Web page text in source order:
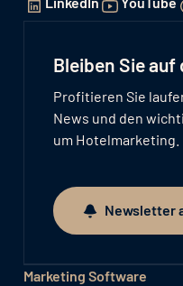
Bleiben Sie
Profitieren Sie
News und den
um Hotelmarketing.
NewsletterNewsletter
Marketing Software